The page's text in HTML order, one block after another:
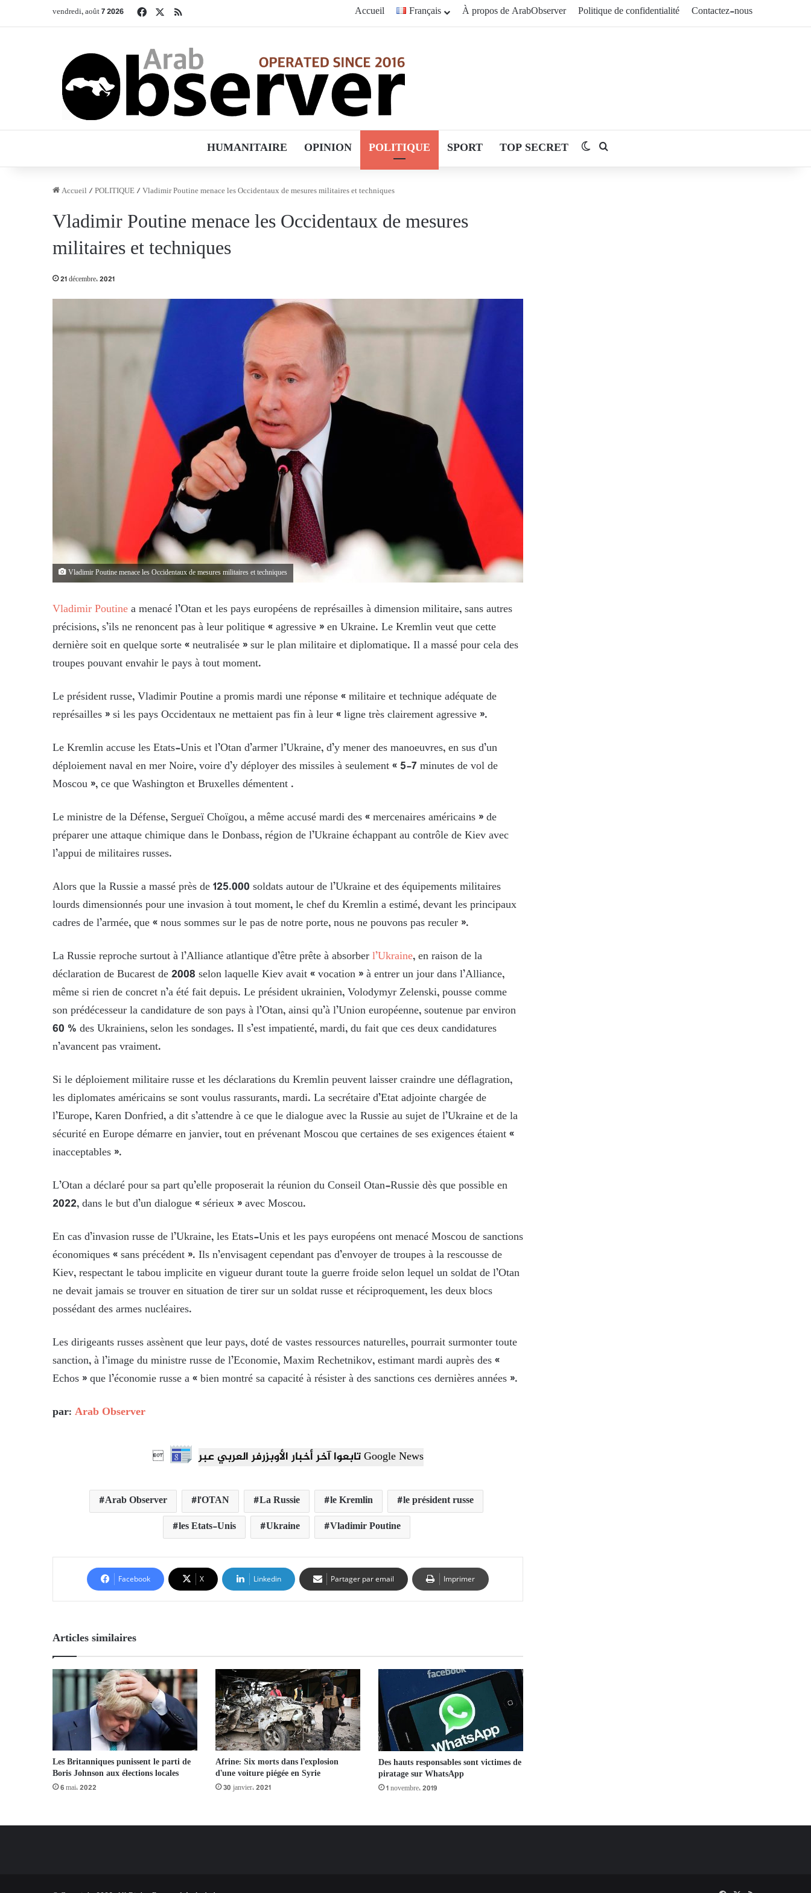
vendredi, août 7 2026 FacebookRSS Accueil Français À propos de ArabObserver Politique de confidentialité Contactez-nous
HUMANITAIRE OPINION POLITIQUE SPORT TOP SECRET Switch skin
Accueil /POLITIQUE/Vladimir Poutine menace les Occidentaux de mesures militaires et techniques
Vladimir Poutine menace les Occidentaux de mesures
militaires et techniques
21 décembre، 2021
Vladimir Poutine menace les Occidentaux de mesures militaires et techniques
Vladimir Poutinea menacé l’Otan et les pays européens de représailles à dimension militaire, sans autres
précisions, s’ils ne renoncent pas à leur politique « agressive » en Ukraine. Le Kremlin veut que cette
dernière soit en quelque sorte « neutralisée » sur le plan militaire et diplomatique. Il a massé pour cela des
troupes pouvant envahir le pays à tout moment.
Le président russe, Vladimir Poutine a promis mardi une réponse « militaire et technique adéquate de
représailles » si les pays Occidentaux ne mettaient pas fin à leur « ligne très clairement agressive ».
Le Kremlin accuse les Etats-Unis et l’Otan d’armer l’Ukraine, d’y mener des manoeuvres, en sus d’un
déploiement naval en mer Noire, voire d’y déployer des missiles à seulement « 5-7 minutes de vol de
Moscou », ce que Washington et Bruxelles démentent .
Le ministre de la Défense, Sergueï Choïgou, a même accusé mardi des « mercenaires américains » de
préparer une attaque chimique dans le Donbass, région de l’Ukraine échappant au contrôle de Kiev avec
l’appui de militaires russes.
Alors que la Russie a massé près de 125.000 soldats autour de l’Ukraine et des équipements militaires
lourds dimensionnés pour une invasion à tout moment, le chef du Kremlin a estimé, devant les principaux
cadres de l’armée, que « nous sommes sur le pas de notre porte, nous ne pouvons pas reculer ».
La Russie reproche surtout à l’Alliance atlantique d’être prête à absorberl’Ukraine, en raison de la
déclaration de Bucarest de 2008 selon laquelle Kiev avait « vocation » à entrer un jour dans l’Alliance,
même si rien de concret n’a été fait depuis. Le président ukrainien, Volodymyr Zelenski, pousse comme
son prédécesseur la candidature de son pays à l’Otan, ainsi qu’à l’Union européenne, soutenue par environ
60 % des Ukrainiens, selon les sondages. Il s’est impatienté, mardi, du fait que ces deux candidatures
n’avancent pas vraiment.
Si le déploiement militaire russe et les déclarations du Kremlin peuvent laisser craindre une déflagration,
les diplomates américains se sont voulus rassurants, mardi. La secrétaire d’Etat adjointe chargée de
l’Europe, Karen Donfried, a dit s’attendre à ce que le dialogue avec la Russie au sujet de l’Ukraine et de la
sécurité en Europe démarre en janvier, tout en prévenant Moscou que certaines de ses exigences étaient «
inacceptables ».
L’Otan a déclaré pour sa part qu’elle proposerait la réunion du Conseil Otan-Russie dès que possible en
2022, dans le but d’un dialogue « sérieux » avec Moscou.
En cas d’invasion russe de l’Ukraine, les Etats-Unis et les pays européens ont menacé Moscou de sanctions
économiques « sans précédent ». Ils n’envisagent cependant pas d’envoyer de troupes à la rescousse de
Kiev, respectant le tabou implicite en vigueur durant toute la guerre froide selon lequel un soldat de l’Otan
ne devait jamais se trouver en situation de tirer sur un soldat russe et réciproquement, les deux blocs
possédant des armes nucléaires.
Les dirigeants russes assènent que leur pays, doté de vastes ressources naturelles, pourrait surmonter toute
sanction, à l’image du ministre russe de l’Economie, Maxim Rechetnikov, estimant mardi auprès des «
Echos » que l’économie russe a « bien montré sa capacité à résister à des sanctions ces dernières années ».
par: Arab Observer
 تابعوا آخر أخبار الأوبزرفر العربي عبر Google News
Arab Observer l'OTAN La Russie le Kremlin
le président russe
les Etats-Unis
Ukraine Vladimir Poutine
Facebook X Linkedin Partager par email Imprimer
Articles similaires
Les Britanniques punissent le parti de
Boris Johnson aux élections locales
6 mai، 2022
Afrine: Six morts dans l’explosion
d’une voiture piégée en Syrie
30 janvier، 2021
Des hauts responsables sont victimes de
piratage sur WhatsApp
1 novembre، 2019